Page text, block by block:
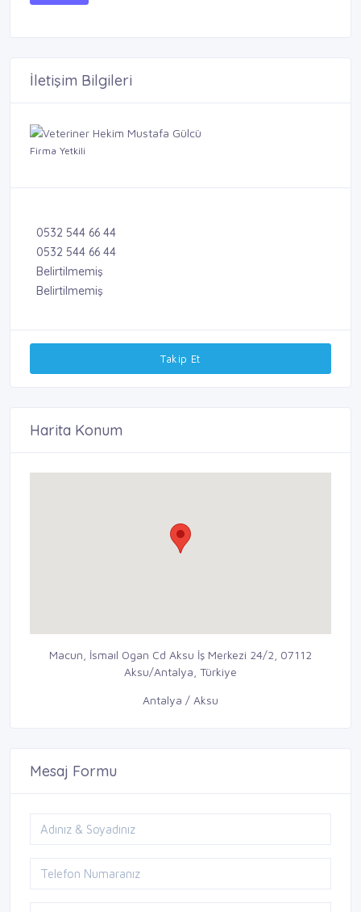
İletişim Bilgileri
Firma Yetkili
0532 544 66 44
0532 544 66 44
Belirtilmemiş
Belirtilmemiş
Takip Et
Harita Konum
Macun, İsmaıl Ogan Cd Aksu İş Merkezi 24/2, 07112
Aksu/Antalya, Türkiye
Antalya / Aksu
Mesaj Formu